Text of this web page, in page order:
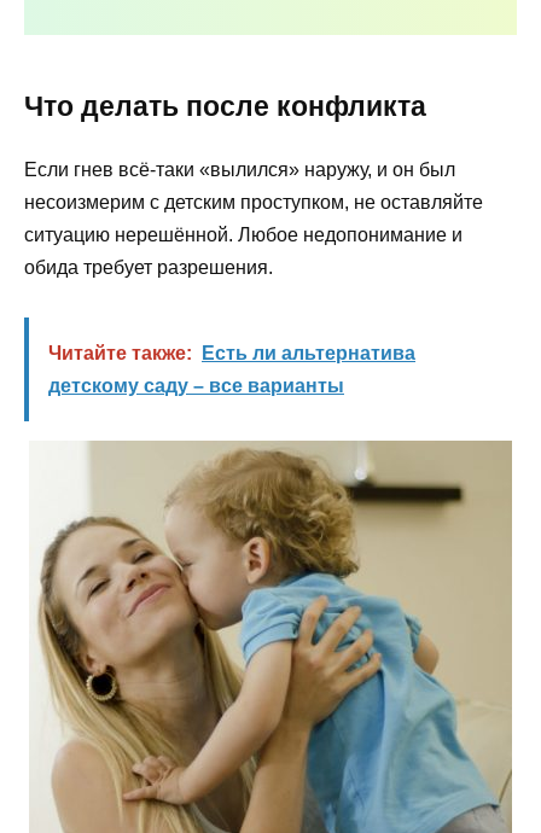
Что делать после конфликта
Если гнев всё-таки «вылился» наружу, и он был
несоизмерим с детским проступком, не оставляйте
ситуацию нерешённой. Любое недопонимание и
обида требует разрешения.
Читайте также:
Есть ли альтернатива
детскому саду – все варианты